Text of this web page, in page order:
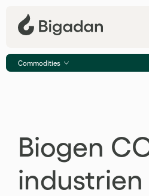
Commodities
Biogen CO₂Biogen
industrien